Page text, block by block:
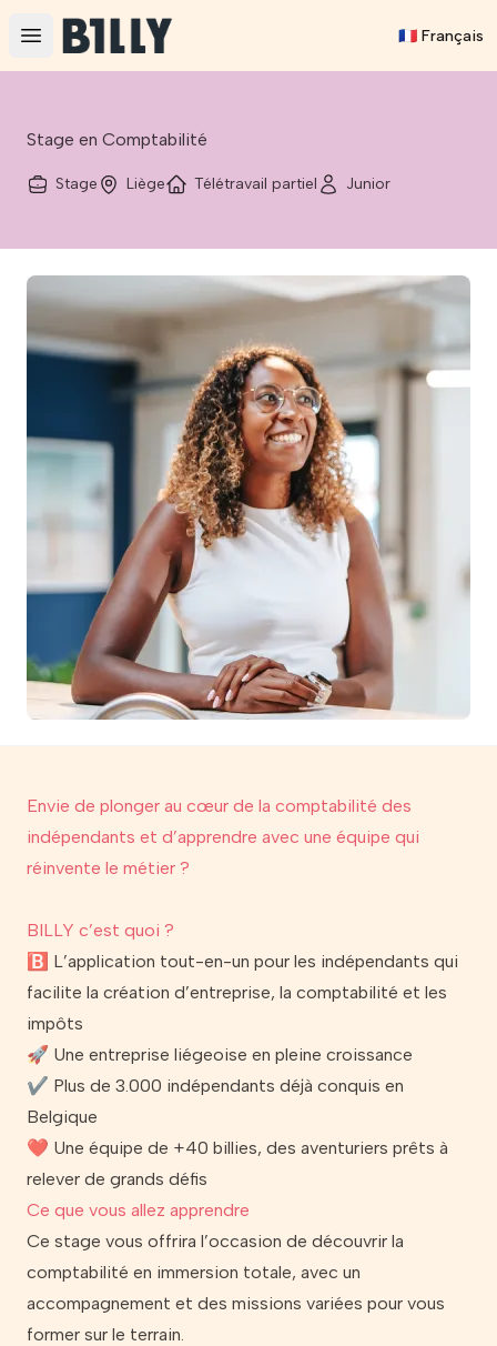
Open main menu
BILLY 🇫🇷 Français
Stage en Comptabilité
Stage Liège Télétravail partiel Junior
Envie de plonger au cœur de la comptabilité des
indépendants et d’apprendre avec une équipe qui
réinvente le métier ?
BILLY c’est quoi ?
🅱️ L’application tout-en-un pour les indépendants qui
facilite la création d’entreprise, la comptabilité et les
impôts
🚀 Une entreprise liégeoise en pleine croissance
✔ Plus de 3.000 indépendants déjà conquis en
Belgique
❤ Une équipe de +40 billies, des aventuriers prêts à
relever de grands défis
Ce que vous allez apprendre
Ce stage vous offrira l’occasion de découvrir la
comptabilité en immersion totale, avec un
accompagnement et des missions variées pour vous
former sur le terrain.